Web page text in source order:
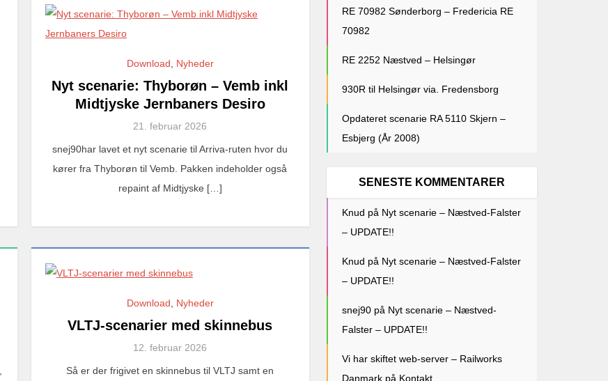
Download Nyheder
Nyt scenarie: Thyborøn – Vemb inkl
Midtjyske Jernbaners Desiro
21. februar 2026
snej90har lavet et nyt scenarie til Arriva-ruten hvor du
kører fra Thyborøn til Vemb. Pakken indeholder også
repaint af Midtjyske […]
Download Nyheder
VLTJ-scenarier med skinnebus
12. februar 2026
Så er der frigivet en skinnebus til VLTJ samt en
RE 70982 Sønderborg – Fredericia RE
70982
RE 2252 Næstved – Helsingør
930R til Helsingør via. Fredensborg
Opdateret scenarie RA 5110 Skjern –
Esbjerg (År 2008)
SENESTE KOMMENTARER
Knud på Nyt scenarie – Næstved-Falster
– UPDATE!!
Knud på Nyt scenarie – Næstved-Falster
– UPDATE!!
snej90på Nyt scenarie – Næstved-
Falster – UPDATE!!
Vi har skiftet web-server – Railworks
Danmarkpå Kontakt